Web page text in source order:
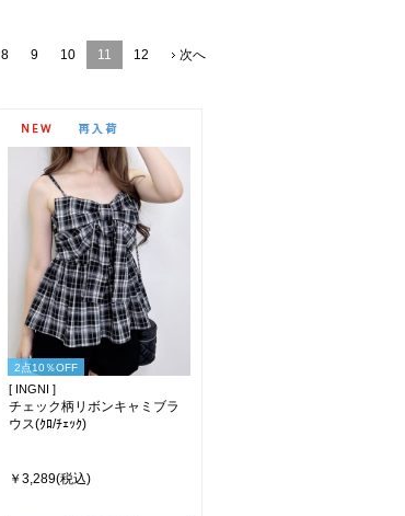
8 9 10 11 12 次へ
2点10％OFF
[ INGNI ]
チェック柄リボンキャミブラ
ウス(ｸﾛ/ﾁｪｯｸ)
￥3,289(税込)